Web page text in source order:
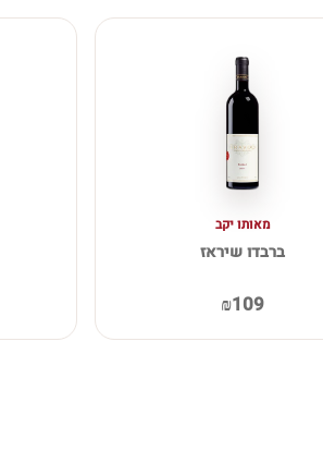
מאותו יקב
ברבדו שיראז
₪109